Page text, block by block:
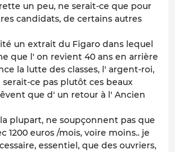
un peu, ne serait-ce que pour
candidats, de certains autres
un extrait du Figaro dans lequel
que l' on revient 40 ans en arrière
la lutte des classes, l' argent-roi,
serait-ce pas plutôt ces beaux
que d' un retour à l' Ancien
plupart, ne soupçonnent pas que
1200 euros /mois, voire moins.. je
essentiel, que des ouvriers,